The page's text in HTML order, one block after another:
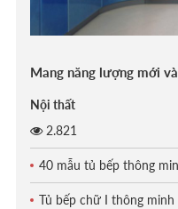
Mang năng lượng mới
Nội thất
2.821
40 mẫu tủ bếp thông
Tủ bếp chữ I thông